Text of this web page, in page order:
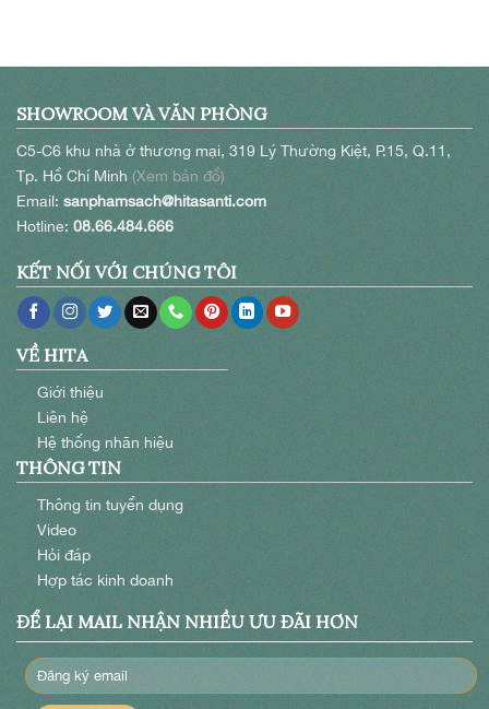
SHOWROOM VÀ VĂN PHÒNG
C5-C6 khu nhà ở thương mại, 319 Lý Thường Kiệt, P.15, Q.11,
Tp. Hồ Chí Minh(Xem bản đồ)
Email:sanphamsach@hitasanti.com
Hotline:08.66.484.666
KẾT NỐI VỚI CHÚNG TÔI
VỀ HITA
Giới thiệu
Liên hệ
Hệ thống nhãn hiệu
THÔNG TIN
Thông tin tuyển dụng
Video
Hỏi đáp
Hợp tác kinh doanh
ĐỂ LẠI MAIL NHẬN NHIỀU ƯU ĐÃI HƠN